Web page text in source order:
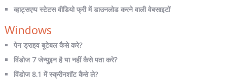
व्हाट्सएप्प स्टेटस वीडियो फ्री में डाउनलोड करने वाली वेबसाइटों
Windows
पेन ड्राइव बूटेबल कैसे करे?
विंडोज 7 जेन्युइन है या नहीं कैसे पता करे?
विंडोज 8.1 में स्क्रीनशॉट कैसे ले?